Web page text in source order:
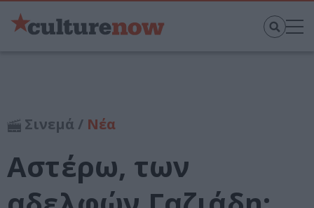
Σινεμά / Νέα
Αστέρω, των